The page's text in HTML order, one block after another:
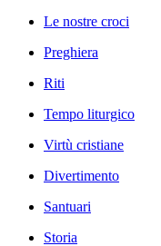
Le nostre croci
Preghiera
Riti
Tempo liturgico
Virtù cristiane
Divertimento
Santuari
Storia